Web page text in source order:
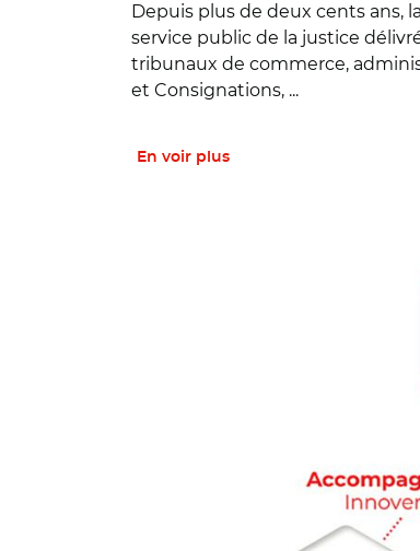
Depuis plus de deux cents ans,
service public de la justice
tribunaux de commerce,
et Consignations, ...
En voir plus